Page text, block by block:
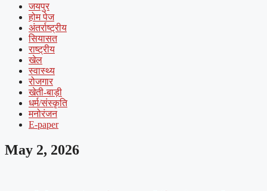
जयपुर
होम पेज
अंतर्राष्ट्रीय
सियासत
राष्ट्रीय
खेल
स्वास्थ्य
रोजगार
खेती-बाड़ी
धर्म/संस्कृति
मनोरंजन
E-paper
May 2, 2026